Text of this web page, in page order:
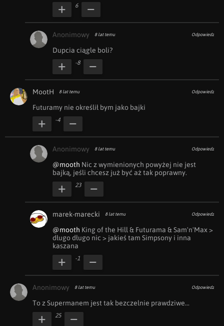
6
Anonimowy 8 lat temu Odpowiedz
Dupcia ciągle boli?
-8
MootH 8 lat temu Odpowiedz
Futuramy nie określił bym jako bajki
-4
Anonimowy 8 lat temu Odpowiedz
@mooth Nic z wymienionych powyżej nie jest
bajką, jeśli chcesz już być aż tak poprawny.
23
marek-marecki 8 lat temu Odpowiedz
@mooth King of the Hill & Futurama & Sam'n'Max >
długo długo nic > jakieś tam Simpsony i inna
kaszana
-1
Anonimowy 8 lat temu Odpowiedz
To z Supermanem jest tak bezczelnie prawdziwe...
25